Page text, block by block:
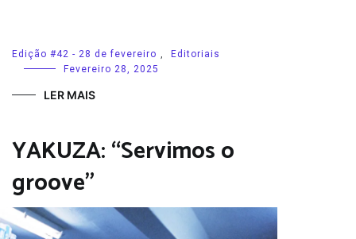
Edição #42 - 28 de fevereiro ,
Editoriais
Fevereiro 28, 2025
LER MAIS
YAKUZA: “Servimos o
groove”